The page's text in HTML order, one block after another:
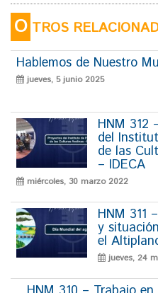
O TROS
Hablemos de Nuestro
jueves, 5 junio 2025
HNM 312
del
de las
– IDECA
miércoles, 30 marzo 2022
HNM 311
y
el
jueves, 24